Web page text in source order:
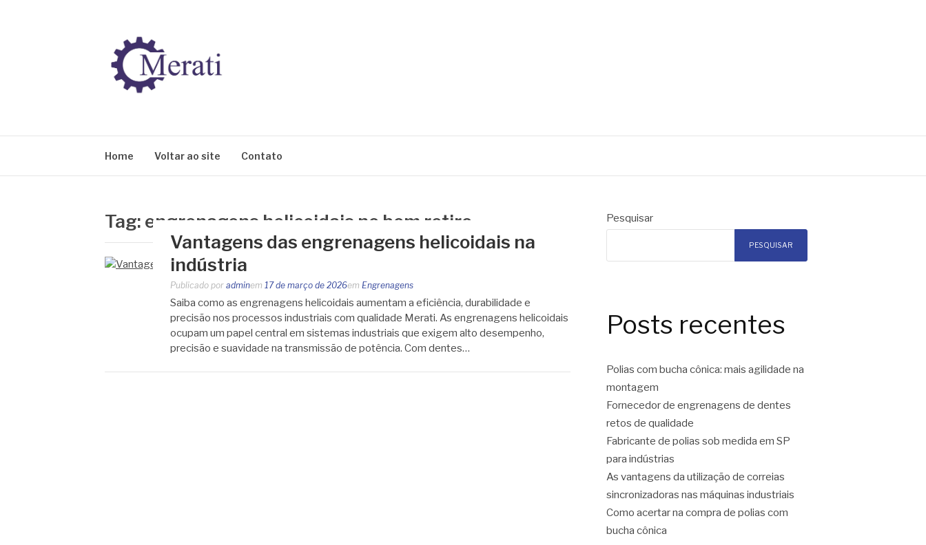
Home Voltar ao site Contato
Tag: engrenagens helicoidais no bom retiro
Vantagens das engrenagens helicoidais na
indústria
Publicado por adminem 17 de março de 2026em Engrenagens
Saiba como as engrenagens helicoidais aumentam a eficiência, durabilidade e
precisão nos processos industriais com qualidade Merati. As engrenagens helicoidais
ocupam um papel central em sistemas industriais que exigem alto desempenho,
precisão e suavidade na transmissão de potência. Com dentes…
Pesquisar
PESQUISAR
Posts recentes
Polias com bucha cônica: mais agilidade na
montagem
Fornecedor de engrenagens de dentes
retos de qualidade
Fabricante de polias sob medida em SP
para indústrias
As vantagens da utilização de correias
sincronizadoras nas máquinas industriais
Como acertar na compra de polias com
bucha cônica